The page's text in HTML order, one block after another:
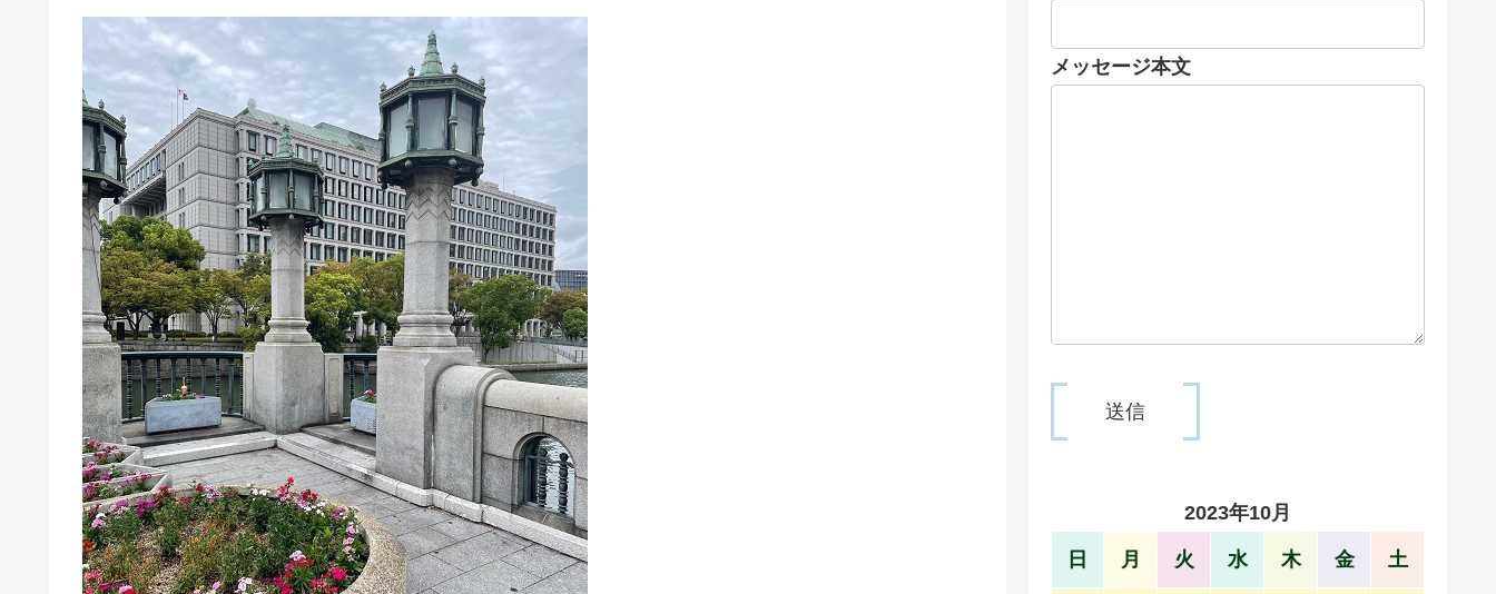
メッセージ本文
2023年10月
日 月 火 水 木 金 土